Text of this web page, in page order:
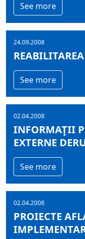
See more
24.09.2008
See more
02.04.2008
INFORMAŢII
EXTERNE
See more
02.04.2008
PROIECTE